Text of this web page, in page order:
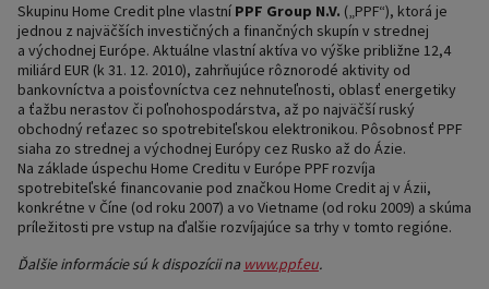
Skupinu Home Credit plne vlastní PPF Group N.V. („PPF“), ktorá je
jednou z najväčších investičných a finančných skupín v strednej
a východnej Európe. Aktuálne vlastní aktíva vo výške približne 12,4
miliárd EUR (k 31. 12. 2010), zahrňujúce rôznorodé aktivity od
bankovníctva a poisťovníctva cez nehnuteľnosti, oblasť energetiky
a ťažbu nerastov či poľnohospodárstva, až po najväčší ruský
obchodný reťazec so spotrebiteľskou elektronikou. Pôsobnosť PPF
siaha zo strednej a východnej Európy cez Rusko až do Ázie.
Na základe úspechu Home Creditu v Európe PPF rozvíja
spotrebiteľské financovanie pod značkou Home Credit aj v Ázii,
konkrétne v Číne (od roku 2007) a vo Vietname (od roku 2009) a skúma
príležitosti pre vstup na ďalšie rozvíjajúce sa trhy v tomto regióne.
Ďalšie informácie sú k dispozícii na www.ppf.eu.